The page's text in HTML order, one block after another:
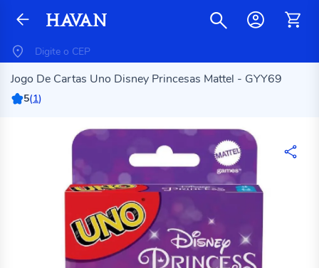
Jogo De Cartas Uno Disney Princesas Mattel - GYY69
5(1)